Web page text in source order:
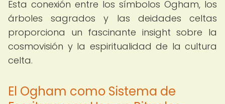
Esta conexión entre los símbolos Ogham, los
árboles sagrados y las deidades celtas
proporciona un fascinante insight sobre la
cosmovisión y la espiritualidad de la cultura
celta.
El Ogham como Sistema de